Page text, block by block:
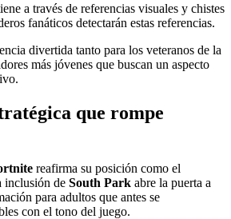
a través de referencias visuales y chistes
fanáticos detectarán estas referencias.
divertida tanto para los veteranos de la
más jóvenes que buscan un aspecto
que rompe
reafirma su posición como el
inclusión de South Park abre la puerta a
para adultos que antes se
con el tono del juego.